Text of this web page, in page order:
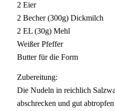
2 Eier
2 Becher (300g) Dickmilch
2 EL (30g) Mehl
Weißer Pfeffer
Butter für die Form
Zubereitung:
Die Nudeln in reichlich
abschrecken und gut